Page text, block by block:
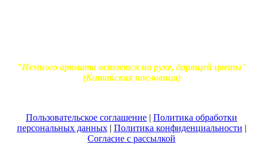
"Немного аромата остается на руке, дарящей цветы"
(Китайская пословица)
Пользовательское соглашение | Политика обработки
персональных данных| Политика конфиденциальности |
Согласие с рассылкой